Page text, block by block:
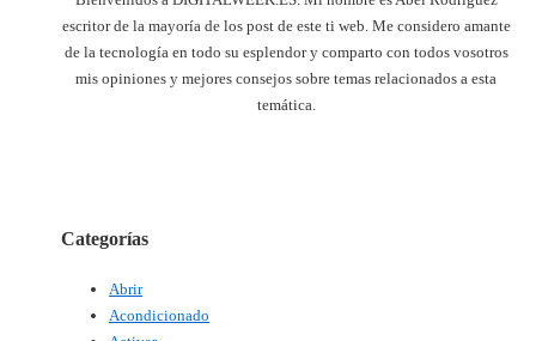
escritor de la mayoría de los post de este ti web. Me considero amante
de la tecnología en todo su esplendor y comparto con todos vosotros
mis opiniones y mejores consejos sobre temas relacionados a esta
temática.
Categorías
Abrir
Acondicionado